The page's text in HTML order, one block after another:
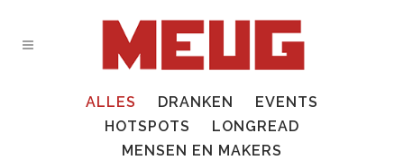
ALLES DRANKEN
EVENTS
HOTSPOTS
LONGREAD
MENSEN EN MAKERS